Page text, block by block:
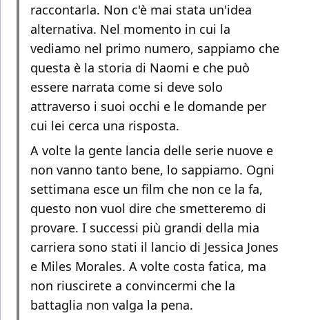
raccontarla. Non c'è mai stata un'idea
alternativa. Nel momento in cui la
vediamo nel primo numero, sappiamo che
questa è la storia di Naomi e che può
essere narrata come si deve solo
attraverso i suoi occhi e le domande per
cui lei cerca una risposta.
A volte la gente lancia delle serie nuove e
non vanno tanto bene, lo sappiamo. Ogni
settimana esce un film che non ce la fa,
questo non vuol dire che smetteremo di
provare. I successi più grandi della mia
carriera sono stati il lancio di Jessica Jones
e Miles Morales. A volte costa fatica, ma
non riuscirete a convincermi che la
battaglia non valga la pena.